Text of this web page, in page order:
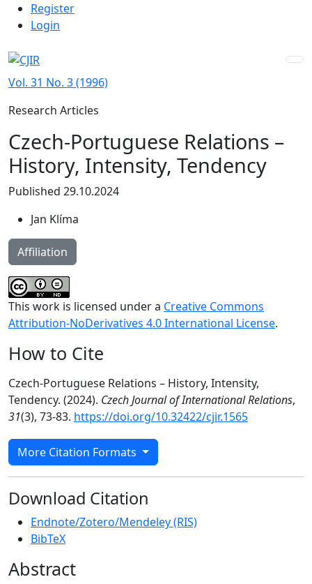
Skip to main navigation menu
Skip to main content
Skip to site footer
Admin menu
Register
Login
Vol. 31 No. 3 (1996)
Research Articles
Czech-Portuguese Relations –
History, Intensity, Tendency
Published 29.10.2024
Jan Klíma
Affiliation
This work is licensed under a Creative Commons
Attribution-NoDerivatives 4.0 International License.
How to Cite
Czech-Portuguese Relations – History, Intensity,
Tendency. (2024). Czech Journal of International Relations,
31(3), 73-83. https://doi.org/10.32422/cjir.1565
More Citation Formats
Download Citation
Endnote/Zotero/Mendeley (RIS)
BibTeX
Abstract